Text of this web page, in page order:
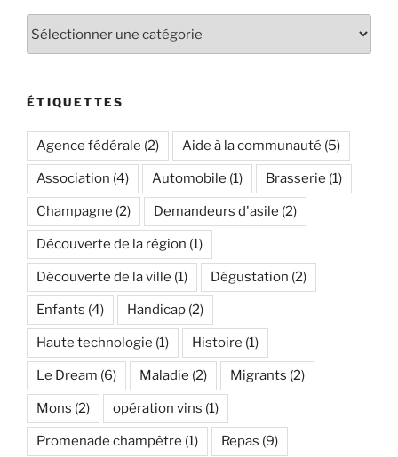
ÉTIQUETTES
Agence fédérale (2) Aide à la communauté (5)
Association (4) Automobile (1) Brasserie (1)
Champagne (2) Demandeurs d'asile (2)
Découverte de la région (1)
Découverte de la ville (1) Dégustation (2)
Enfants (4) Handicap (2)
Haute technologie (1) Histoire (1)
Le Dream (6) Maladie (2) Migrants (2)
Mons (2) opération vins (1)
Promenade champêtre (1) Repas (9)